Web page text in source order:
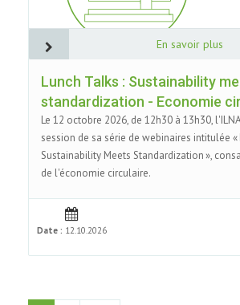
En savoir plus
Lunch Talks : Sustainability
standardization - Economie
Le 12 octobre 2026, de 12h30 à 13h30,
session de sa série de webinaires intitulée «
Sustainability Meets Standardization »,
de l'économie circulaire.
Date : 12.10.2026